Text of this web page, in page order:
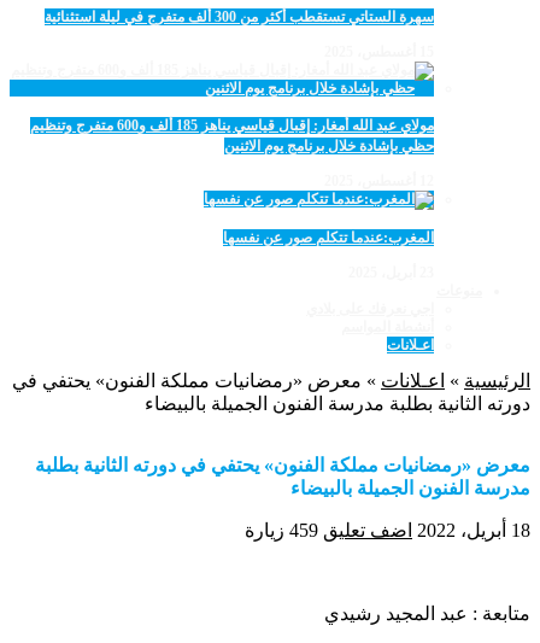
سهرة الستاتي تستقطب أكثر من 300 ألف متفرج في ليلة استثنائية
مولاي عبد الله أمغار: إقبال قياسي يناهز 185 ألف و600 متفرج وتنظيم
حظي بإشادة خلال برنامج يوم الاثنين
المغرب:عندما تتكلم صور عن نفسها
اعـلانات
الرئيسية » اعـلانات » معرض «رمضانيات مملكة الفنون» يحتفي في
دورته الثانية بطلبة مدرسة الفنون الجميلة بالبيضاء
معرض «رمضانيات مملكة الفنون» يحتفي في دورته الثانية بطلبة
مدرسة الفنون الجميلة بالبيضاء
18 أبريل، 2022 اضف تعليق 459 زيارة
متابعة : عبد المجيد رشيدي